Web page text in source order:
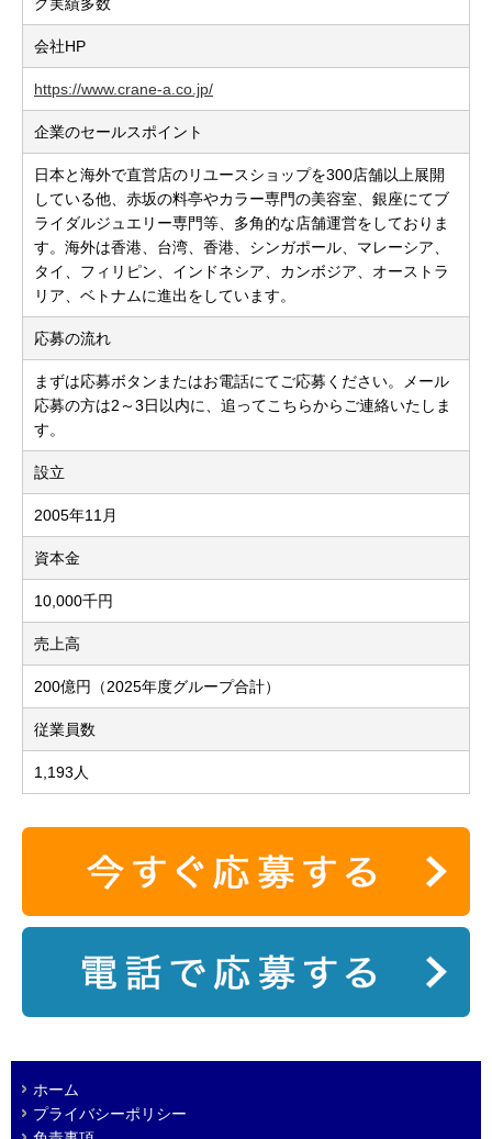
会社HP
https://www.crane-a.co.jp/
企業のセールスポイント
日本と海外で直営店のリユースショップを300店舗以上展開
している他、赤坂の料亭やカラー専門の美容室、銀座にてブ
ライダルジュエリー専門等、多角的な店舗運営をしておりま
す。海外は香港、台湾、香港、シンガポール、マレーシア、
タイ、フィリピン、インドネシア、カンボジア、オーストラ
リア、ベトナムに進出をしています。
応募の流れ
まずは応募ボタンまたはお電話にてご応募ください。メール
応募の方は2～3日以内に、追ってこちらからご連絡いたしま
す。
設立
2005年11月
資本金
10,000千円
売上高
200億円（2025年度グループ合計）
従業員数
1,193人
ホーム
プライバシーポリシー